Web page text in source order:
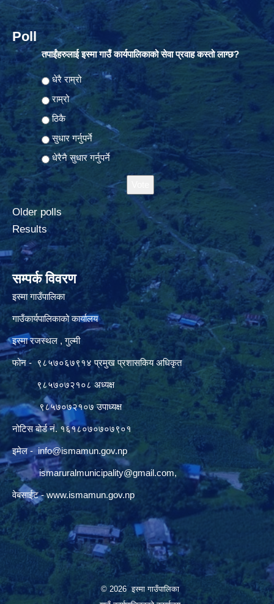
Poll
तपाईंहरुलाई इस्मा गाउँ कार्यपालिकाको सेवा प्रवाह कस्तो लाग्छ?
Choices
धेरै राम्रो
राम्रो
ठिकै
सुधार गर्नुपर्ने
धेरैनै सुधार गर्नुपर्ने
Older polls
Results
सम्पर्क विवरण
इस्मा गाउँपालिका
गाउँकार्यपालिकाको कार्यालय
इस्मा रजस्थल , गुल्मी
फोन - ९८५७०६७९१४ प्रमुख प्रशासकिय अधिकृत
९८५७०७२१०८ अध्यक्ष
९८५७०७२१०७ उपाध्यक्ष
नोटिस बोर्ड नं. १६१८०७०७०७९०१
इमेल - info@ismamun.gov.np
ismaruralmunicipality@gmail.com,
वेबसाईट -www.ismamun.gov.np
© 2026 इस्मा गाउँपालिका